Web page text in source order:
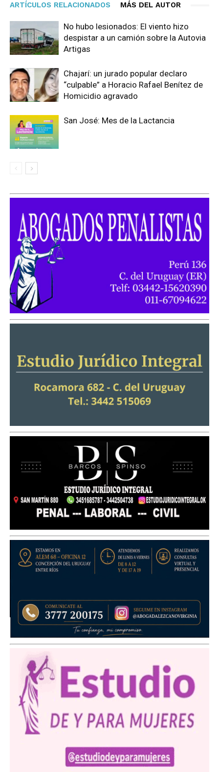
ARTÍCULOS RELACIONADOS MÁS DEL AUTOR
No hubo lesionados: El viento hizo
despistar a un camión sobre la Autovia
Artigas
Chajarí: un jurado popular declaro
“culpable” a Horacio Rafael Benítez de
Homicidio agravado
San José: Mes de la Lactancia